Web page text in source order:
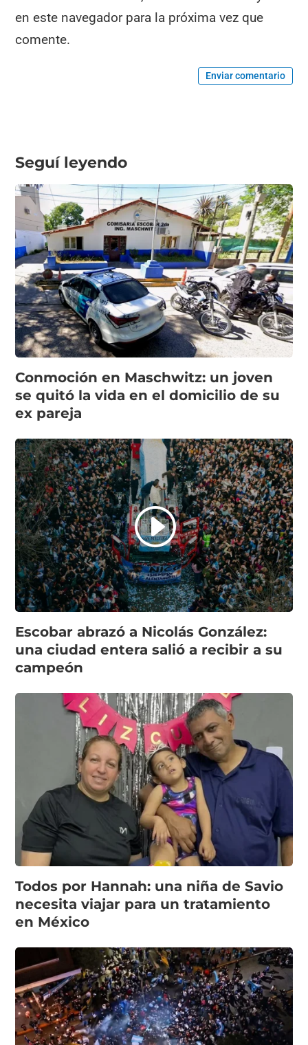
en este navegador para la próxima vez que
comente.
Enviar comentario
Seguí leyendo
Conmoción en Maschwitz: un joven
se quitó la vida en el domicilio de su
ex pareja
Escobar abrazó a Nicolás González:
una ciudad entera salió a recibir a su
campeón
Todos por Hannah: una niña de Savio
necesita viajar para un tratamiento
en México